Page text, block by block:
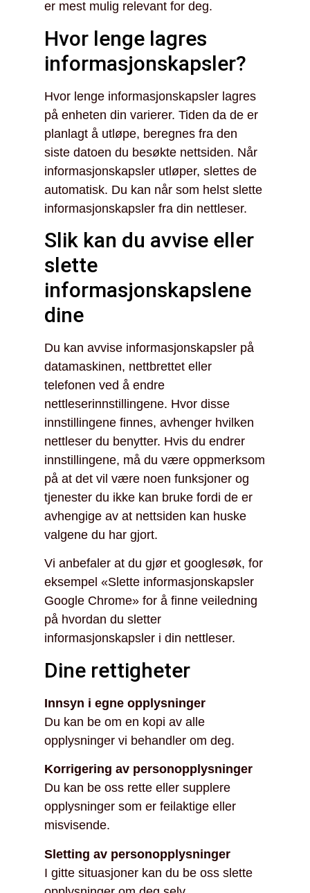
er mest mulig relevant for deg.
Hvor lenge lagres
informasjonskapsler?
Hvor lenge informasjonskapsler lagres
på enheten din varierer. Tiden da de er
planlagt å utløpe, beregnes fra den
siste datoen du besøkte nettsiden. Når
informasjonskapsler utløper, slettes de
automatisk. Du kan når som helst slette
informasjonskapsler fra din nettleser.
Slik kan du avvise eller
slette
informasjonskapslene
dine
Du kan avvise informasjonskapsler på
datamaskinen, nettbrettet eller
telefonen ved å endre
nettleserinnstillingene. Hvor disse
innstillingene finnes, avhenger hvilken
nettleser du benytter. Hvis du endrer
innstillingene, må du være oppmerksom
på at det vil være noen funksjoner og
tjenester du ikke kan bruke fordi de er
avhengige av at nettsiden kan huske
valgene du har gjort.
Vi anbefaler at du gjør et googlesøk, for
eksempel «Slette informasjonskapsler
Google Chrome» for å finne veiledning
på hvordan du sletter
informasjonskapsler i din nettleser.
Dine rettigheter
Innsyn i egne opplysninger
Du kan be om en kopi av alle
opplysninger vi behandler om deg.
Korrigering av personopplysninger
Du kan be oss rette eller supplere
opplysninger som er feilaktige eller
misvisende.
Sletting av personopplysninger
I gitte situasjoner kan du be oss slette